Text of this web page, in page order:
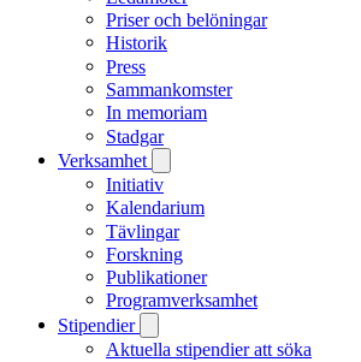
Priser och belöningar
Historik
Press
Sammankomster
In memoriam
Stadgar
Verksamhet
Initiativ
Kalendarium
Tävlingar
Forskning
Publikationer
Programverksamhet
Stipendier
Aktuella stipendier att söka